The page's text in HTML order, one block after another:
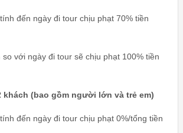
đến ngày đi tour chịu phạt 70% tiền
so với ngày đi tour sẽ chịu phạt 100% tiền
khách (bao gồm người lớn và trẻ em)
đến ngày đi tour chịu phạt 0%/tổng tiền